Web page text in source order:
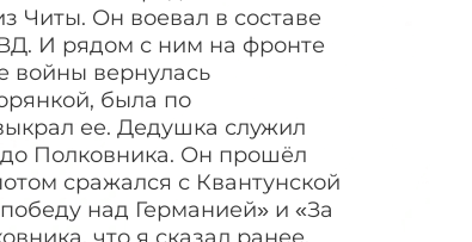
Читы. Он воевал в составе
И рядом с ним на фронте
войны вернулась
была по
ее. Дедушка служил
Полковника. Он прошёл
сражался с Квантунской
над Германией» и «За